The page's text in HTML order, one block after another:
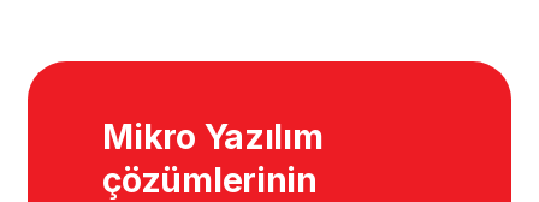
Mikro Yazılım
çözümlerinin